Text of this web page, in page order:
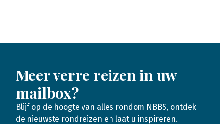
Meer verre reizen in uw
mailbox?
Blijf op de hoogte van alles rondom NBBS, ontdek
de nieuwste rondreizen en laat u inspireren.